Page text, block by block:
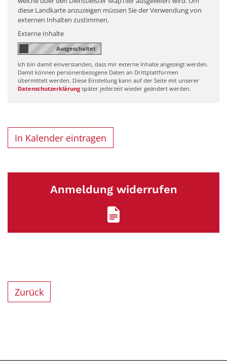
diese Landkarte anzuzeigen müssen Sie der Verwendung von
externen Inhalten zustimmen.
Externe Inhalte
Ich bin damit einverstanden, dass mir externe Inhalte angezeigt werden.
Damit können personenbezogene Daten an Drittplattformen
übermittelt werden. Diese Einstellung kann auf der Seite mit unserer
Datenschutzerklärung später jederzeit wieder geändert werden.
In Kalender eintragen
Anmeldung widerrufen
Zurück